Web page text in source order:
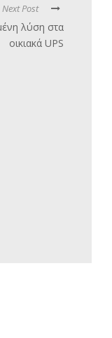
Next Post
λύση στα
οικιακά UPS